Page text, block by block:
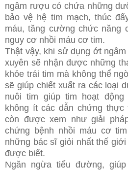
ngâm rượu có chứa những
bảo vệ hệ tim mạch, thúc
máu, tăng cường chức năng
nguy cơ nhồi máu cơ tim.
Thật vậy, khi sử dụng ớt
xuyên sẽ nhận được những
khỏe trái tim mà không thể
sẽ giúp chiết xuất ra các loại
nuôi tim giúp tim hoạt
không ít các dẫn chứng
còn được xem như giải
chứng bệnh nhồi máu cơ
những bác sĩ giỏi nhất thế
được biết.
Ngăn ngừa tiểu đường,